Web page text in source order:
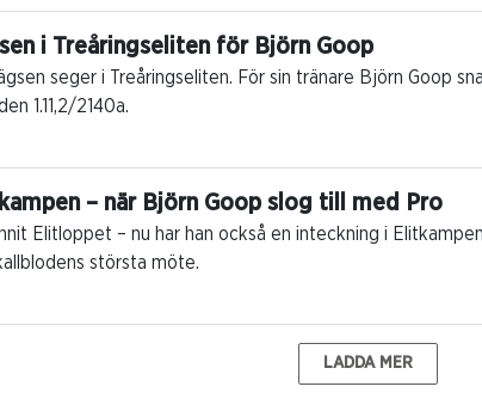
i Treåringseliten för Björn Goop
seger i Treåringseliten. För sin tränare Björn Goop
1.11,2/2140a.
– när Björn Goop slog till med Pro
Elitloppet – nu har han också en inteckning i
största möte.
LADDA MER